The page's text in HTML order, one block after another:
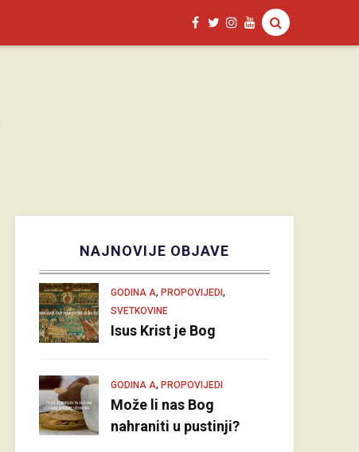
NAJNOVIJE OBJAVE
GODINA A, PROPOVIJEDI ,
SVETKOVINE
Isus Krist je Bog
GODINA A, PROPOVIJEDI
Može li nas Bog
nahraniti u pustinji?